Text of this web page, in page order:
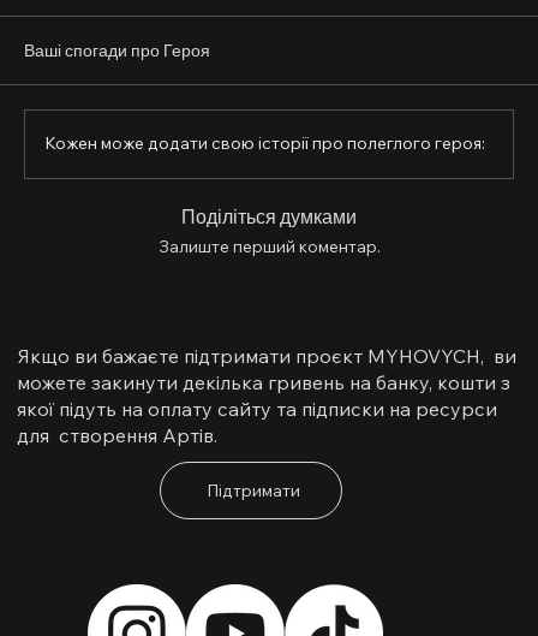
Ваші спогади про Героя
Кожен може додати свою історії про полеглого героя:
Поділіться думками
Залиште перший коментар.
Якщо ви бажаєте підтримати проєкт MYHOVYCH, ви
можете закинути декілька гривень на банку, кошти з
якої підуть на оплату сайту та підписки на ресурси
для створення Артів.
Підтримати